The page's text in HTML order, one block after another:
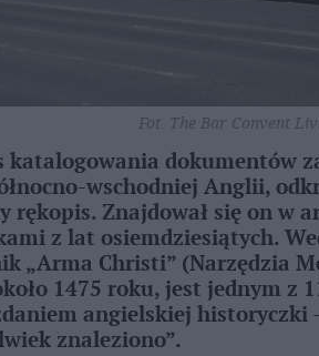
Fot. The Bar Convent
katalogowania dokumentów
wschodniej Anglii,
rękopis. Znajdował się on w
z lat osiemdziesiątych.
„Arma Christi” (Narzędzia
1475 roku, jest jednym z
angielskiej historyczki
znaleziono”.